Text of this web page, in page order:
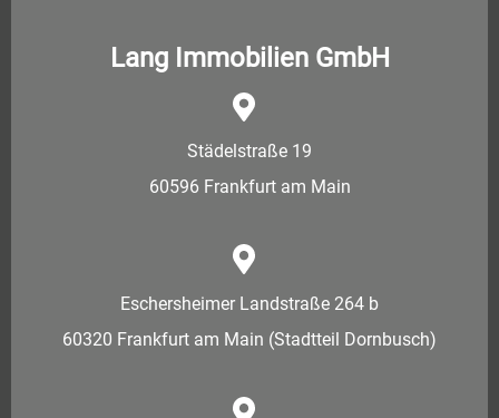
Lang Immobilien GmbH
Städelstraße 19
60596 Frankfurt am Main
Eschersheimer Landstraße 264 b
60320 Frankfurt am Main (Stadtteil Dornbusch)